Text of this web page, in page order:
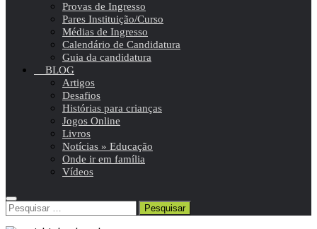
Provas de Ingresso
Pares Instituição/Curso
Médias de Ingresso
Calendário de Candidatura
Guia da candidatura
BLOG
Artigos
Desafios
Histórias para crianças
Jogos Online
Livros
Notícias » Educação
Onde ir em família
Vídeos
Pesquisar
por: